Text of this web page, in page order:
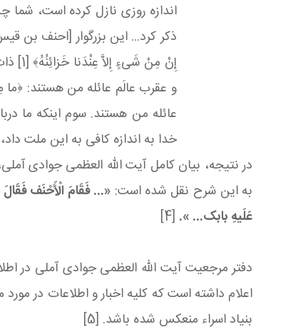
اندازه روزی نازل کرده است،
ذکر کرد... این بزرگوار [احنف
إِنْ
عائله من هستند. سوم اینکه ما
خدا به اندازه کافی به این ملت
در نتیجه، بیان کامل آیت الله العظمی جوادی
به این شرح نقل شده است: «... فَقَامَ الْأَحْنَف فَقَالَ
عَلَیهِ بابک...
»
.
[4]
دفتر مرجعیت آیت الله العظمی جوادی آملی
اعلام داشته است که کلیه اخبار و اطلاعات در
بنیاد اسراء منعکس شده باشد. [5]